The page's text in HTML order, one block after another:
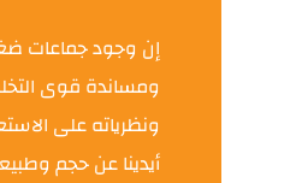
إن وجود جماعات
ومساندة قوى
ونظرياته على
أيدينا عن حجم